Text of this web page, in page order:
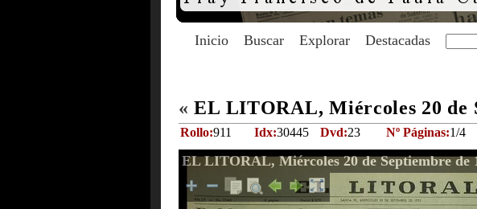
Inicio Buscar Explorar Destacadas
« EL LITORAL, Miércoles 20 de
Rollo:911 Idx:30445 Dvd:23 Nº Páginas:1/4
EL LITORAL, Miércoles 20 de Septiembre de